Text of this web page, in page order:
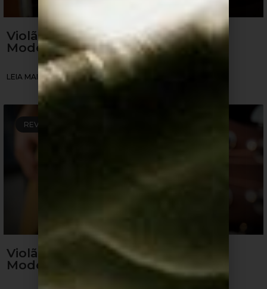
Violão Strinberg: É bom? Quais
Modelos? Como Comprar?
LEIA MAIS »
REVIEW DE VIOLÕES
Violão Yamaha: É bom? Quais
Modelos? Como Comprar?